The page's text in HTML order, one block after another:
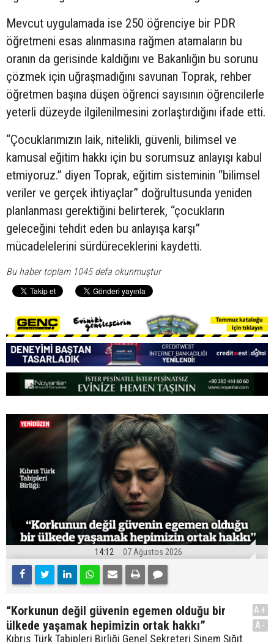
Mevcut uygulamada ise 250 öğrenciye bir PDR
öğretmeni esas alınmasına rağmen atamaların bu
oranın da gerisinde kaldığını ve Bakanlığın bu sorunu
çözmek için uğraşmadığını savunan Toprak, rehber
öğretmen başına düşen öğrenci sayısının öğrencilerle
yeterli düzeyde ilgilenilmesini zorlaştırdığını ifade etti.
“Çocuklarımızın laik, nitelikli, güvenli, bilimsel ve
kamusal eğitim hakkı için bu sorumsuz anlayışı kabul
etmiyoruz.” diyen Toprak, eğitim sisteminin “bilimsel
veriler ve gerçek ihtiyaçlar” doğrultusunda yeniden
planlanması gerektiğini belirterek, “çocukların
geleceğini tehdit eden bu anlayışa karşı”
mücadelelerini sürdüreceklerini kaydetti.
Bu haber toplam 1045 defa okunmuştur
14:12 07 Ağustos 2026
“Korkunun değil güvenin egemen olduğu bir
ülkede yaşamak hepimizin ortak hakkı”
Kıbrıs Türk Tabipleri Birliği Genel Sekreteri Sinem Şığıt
A+
A-